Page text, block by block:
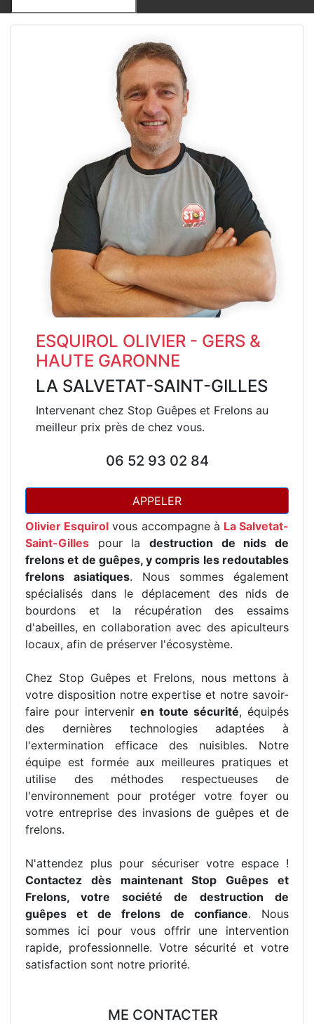
ESQUIROL OLIVIER - GERS &
HAUTE GARONNE
LA SALVETAT-SAINT-GILLES
Intervenant chez Stop Guêpes et Frelons au
meilleur prix près de chez vous.
06 52 93 02 84
APPELER
Olivier Esquirol vous accompagne à La Salvetat-
Saint-Gilles pour la destruction de nids de
frelons et de guêpes, y compris les redoutables
frelons asiatiques. Nous sommes également
spécialisés dans le déplacement des nids de
bourdons et la récupération des essaims
d'abeilles, en collaboration avec des apiculteurs
locaux, afin de préserver l'écosystème.
Chez Stop Guêpes et Frelons, nous mettons à
votre disposition notre expertise et notre savoir-
faire pour intervenir en toute sécurité, équipés
des dernières technologies adaptées à
l'extermination efficace des nuisibles. Notre
équipe est formée aux meilleures pratiques et
utilise des méthodes respectueuses de
l'environnement pour protéger votre foyer ou
votre entreprise des invasions de guêpes et de
frelons.
N'attendez plus pour sécuriser votre espace !
Contactez dès maintenant Stop Guêpes et
Frelons, votre société de destruction de
guêpes et de frelons de confiance. Nous
sommes ici pour vous offrir une intervention
rapide, professionnelle. Votre sécurité et votre
satisfaction sont notre priorité.
ME CONTACTER